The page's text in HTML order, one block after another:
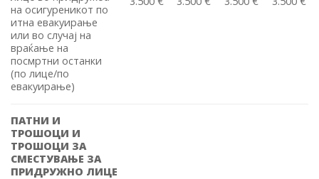
на осигуреникот по
итна евакуирање
или во случај на
враќање на
посмртни останки
(по лице/по
евакуирање)
ПАТНИ И
ТРОШОЦИ И
ТРОШОЦИ ЗА
СМЕСТУВАЊЕ ЗА
ПРИДРУЖНО ЛИЦЕ